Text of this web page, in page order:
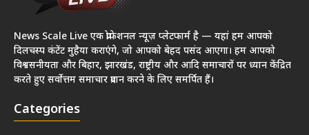
News Scale Live एक प्रोफेशनल न्यूज़ प्लेटफार्म है — यहां हम आपको
दिलचस्प कंटेंट मुहैया कराएंगे, जो आपको बेहद पसंद आएगा। हम आपको
विश्वसनीयता और बिहार, झारखंड, राष्ट्रीय और आदि समाचारों पर ध्यान केंद्रित
करते हुए सर्वोत्तम समाचार प्रदान करने के लिए समर्पित हैं।
Categories